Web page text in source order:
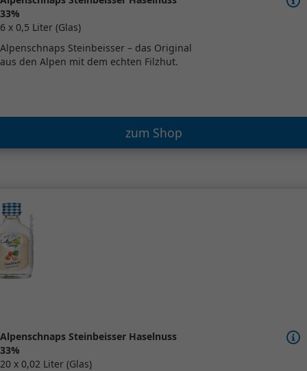
33%
6 x 0,5 Liter (Glas)
Alpenschnaps Steinbeisser – das Original
aus den Alpen mit dem echten Filzhut.
zum Shop
Alpenschnaps Steinbeisser Haselnuss
33%
20 x 0,02 Liter (Glas)